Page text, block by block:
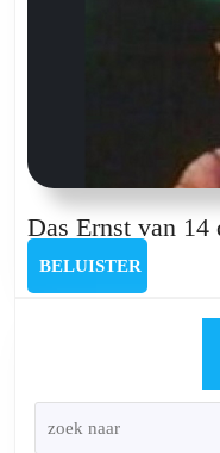
Das Ernst van 14
BELUISTER